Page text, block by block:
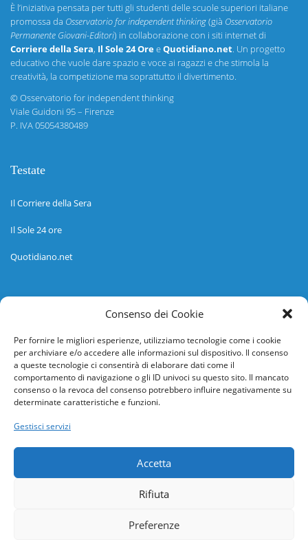
Consenso dei Cookie
Per fornire le migliori esperienze, utilizziamo tecnologie come i cookie
per archiviare e/o accedere alle informazioni sul dispositivo. Il consenso
a queste tecnologie ci consentirà di elaborare dati come il
comportamento di navigazione o gli ID univoci su questo sito. Il mancato
consenso o la revoca del consenso potrebbero influire negativamente su
determinate caratteristiche e funzioni.
Gestisci servizi
Accetta
Rifiuta
Preferenze
È l’iniziativa pensata per tutti gli studenti delle scuole superiori italiane
promossa da Osservatorio for independent thinking(già Osservatorio
Permanente Giovani-Editori) in collaborazione con i siti internet di
Corriere della Sera, Il Sole 24 OreeQuotidiano.net. Un progetto
educativo che vuole dare spazio e voce ai ragazzi e che stimola la
creatività, la competizione ma soprattutto il divertimento.
©Osservatorio for independent thinking
Viale Guidoni 95 – Firenze
P. IVA 05054380489
Testate
Il Corriere della Sera
Il Sole 24 ore
Quotidiano.net
Informazioni
Help desk
Guida rapida